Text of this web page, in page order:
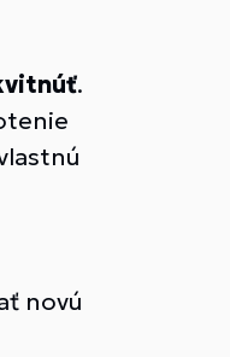
.
novú